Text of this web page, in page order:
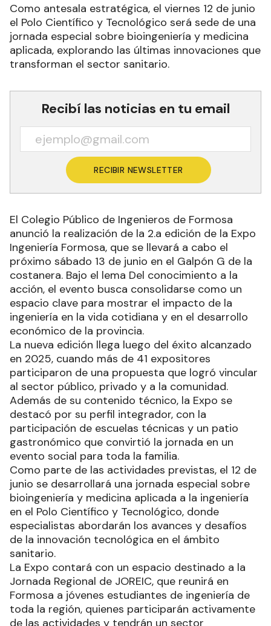
Como antesala estratégica, el viernes 12 de junio
el Polo Científico y Tecnológico será sede de una
jornada especial sobre bioingeniería y medicina
aplicada, explorando las últimas innovaciones que
transforman el sector sanitario.
Recibí las noticias en tu email
RECIBIR NEWSLETTER
El Colegio Público de Ingenieros de Formosa
anunció la realización de la 2.a edición de la Expo
Ingeniería Formosa, que se llevará a cabo el
próximo sábado 13 de junio en el Galpón G de la
costanera. Bajo el lema Del conocimiento a la
acción, el evento busca consolidarse como un
espacio clave para mostrar el impacto de la
ingeniería en la vida cotidiana y en el desarrollo
económico de la provincia.
La nueva edición llega luego del éxito alcanzado
en 2025, cuando más de 41 expositores
participaron de una propuesta que logró vincular
al sector público, privado y a la comunidad.
Además de su contenido técnico, la Expo se
destacó por su perfil integrador, con la
participación de escuelas técnicas y un patio
gastronómico que convirtió la jornada en un
evento social para toda la familia.
Como parte de las actividades previstas, el 12 de
junio se desarrollará una jornada especial sobre
bioingeniería y medicina aplicada a la ingeniería
en el Polo Científico y Tecnológico, donde
especialistas abordarán los avances y desafíos
de la innovación tecnológica en el ámbito
sanitario.
La Expo contará con un espacio destinado a la
Jornada Regional de JOREIC, que reunirá en
Formosa a jóvenes estudiantes de ingeniería de
toda la región, quienes participarán activamente
de las actividades y tendrán un sector